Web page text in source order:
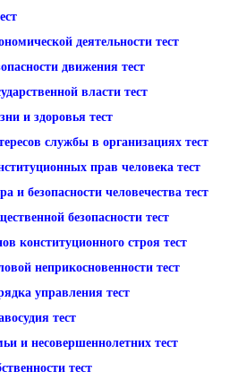
деятельности тест
движения тест
власти тест
и здоровья тест
службы в организациях тест
прав человека тест
и безопасности человечества тест
безопасности тест
конституционного строя тест
неприкосновенности тест
управления тест
тест
и несовершеннолетних тест
тест